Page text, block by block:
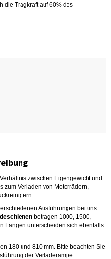
die Tragkraft auf 60% des
zwischen Eigengewicht und
zum Verladen von Motorrädern,
Ausführungen bei uns
betragen 1000, 1500,
Längen unterscheiden sich ebenfalls
180 und 810 mm. Bitte beachten Sie
der Verladerampe.